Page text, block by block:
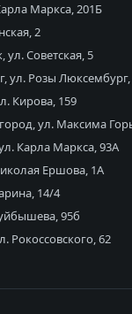
Маркса, 201Б
2
ул. Советская, 5
ул. Розы Люксембург,
Кирова, 159
ул. Максима
Карла Маркса, 93А
Ершова, 1А
14/4
95б
Рокоссовского, 62